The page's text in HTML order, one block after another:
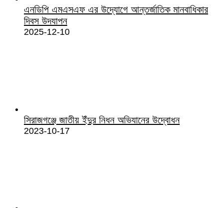
এনডিপি এমএসএফ এর উদ্যোগে আন্তর্জাতিক মানবাধিকার
দিবস উদযাপন
2025-12-10
সিরাজগঞ্জে জাতীয় ইঁদুর নিধন অভিযানের উদ্বোধন
2023-10-17